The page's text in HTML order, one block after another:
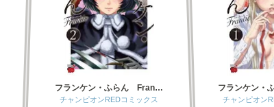
フランケン・ふらん Fran…
チャンピオンREDコミックス
フランケン
チャンピオン